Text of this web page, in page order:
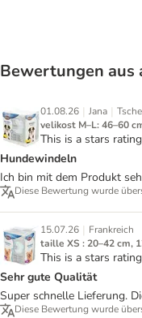
Bewertungen aus
01.08.26 | Jana |
velikost M–L: 46–60
This is a stars
Hundewindeln
Ich bin mit dem Produkt
Diese Bewertung wurde
15.07.26 | Frankreich
taille XS : 20–42 cm,
This is a stars
Sehr gute Qualität
Super schnelle Lieferung.
Diese Bewertung wurde